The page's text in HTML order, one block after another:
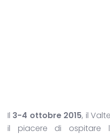
Il 3-4 ottobre 2015, il
il piacere di ospitare